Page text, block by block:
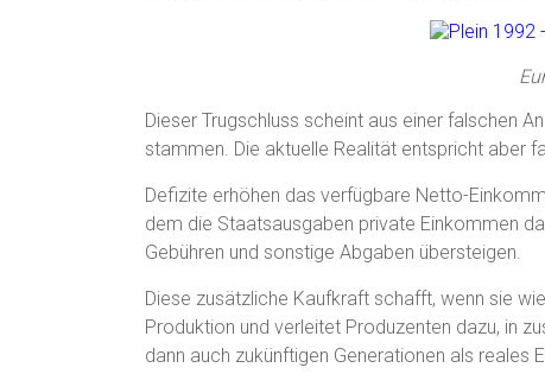
Dieser Trugschluss scheint aus einer falschen
stammen. Die aktuelle Realität entspricht aber
Defizite erhöhen das verfügbare Netto-
dem die Staatsausgaben private Einkommen
Gebühren und sonstige Abgaben übersteigen.
Diese zusätzliche Kaufkraft schafft, wenn sie
Produktion und verleitet Produzenten dazu, in
dann auch zukünftigen Generationen als reales